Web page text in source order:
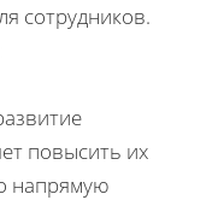
сотрудников.
повысить их
напрямую